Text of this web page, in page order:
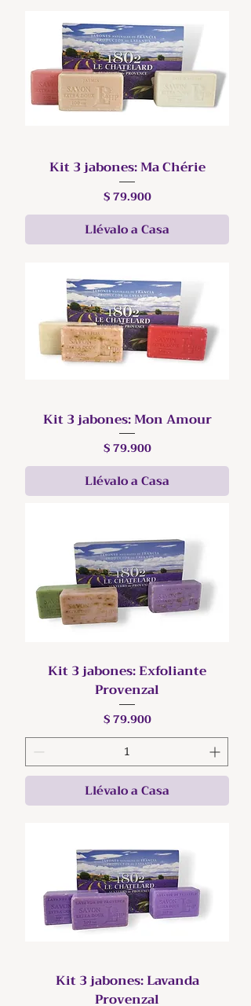
Kit 3 jabones: Ma Chérie
Precio
$ 79.900
Llévalo a Casa
Kit 3 jabones: Mon Amour
Precio
$ 79.900
Llévalo a Casa
Kit 3 jabones: Exfoliante
Provenzal
Precio
$ 79.900
Llévalo a Casa
Kit 3 jabones: Lavanda
Provenzal